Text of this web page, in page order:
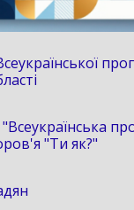
"Ти як?"